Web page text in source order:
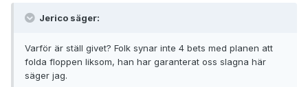
Jerico säger:
Varför är ställ givet? Folk synar inte 4 bets med planen att
folda floppen liksom, han har garanterat oss slagna här
säger jag.